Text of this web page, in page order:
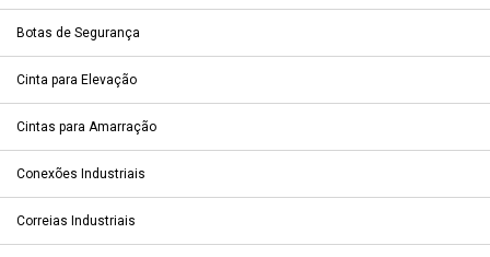
Botas de Segurança
Cinta para Elevação
Cintas para Amarração
Conexões Industriais
Correias Industriais